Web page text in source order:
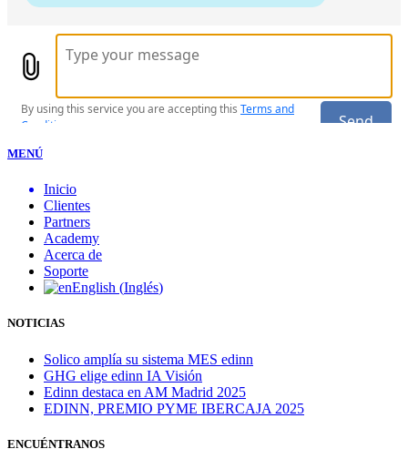
MENÚ
Inicio
Clientes
Partners
Academy
Acerca de
Soporte
English (Inglés)
NOTICIAS
Solico amplía su sistema MES edinn
GHG elige edinn IA Visión
Edinn destaca en AM Madrid 2025
EDINN, PREMIO PYME IBERCAJA 2025
ENCUÉNTRANOS